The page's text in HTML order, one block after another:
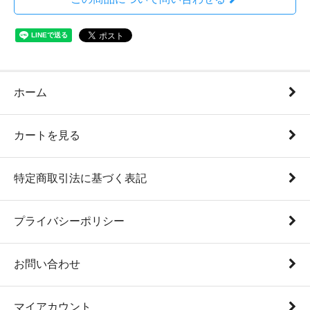
ホーム
カートを見る
特定商取引法に基づく表記
プライバシーポリシー
お問い合わせ
マイアカウント